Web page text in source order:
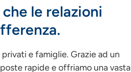
le relazioni
e famiglie. Grazie ad un
rapide e offriamo una vasta